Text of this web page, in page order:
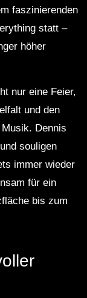
faszinierenden
statt –
höher
nur eine Feier,
und den
Dennis
souligen
immer wieder
für ein
bis zum